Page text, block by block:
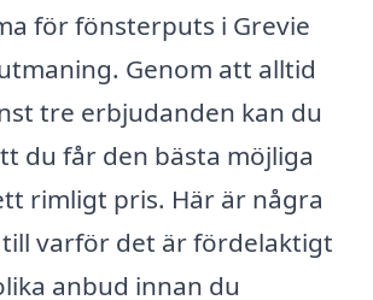
för fönsterputs i Grevie
Genom att alltid
tre erbjudanden kan du
du får den bästa möjliga
rimligt pris. Här är några
varför det är fördelaktigt
anbud innan du